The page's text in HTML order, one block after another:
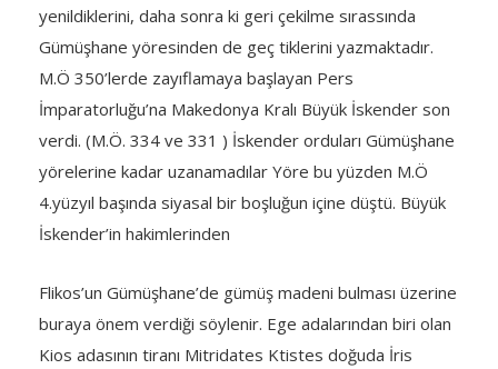
yenildiklerini, daha sonra ki geri çekilme sırassında
Gümüşhane yöresinden de geç tiklerini yazmaktadır.
M.Ö 350’lerde zayıflamaya başlayan Pers
İmparatorluğu’na Makedonya Kralı Büyük İskender son
verdi. (M.Ö. 334 ve 331 ) İskender orduları Gümüşhane
yörelerine kadar uzanamadılar Yöre bu yüzden M.Ö
4.yüzyıl başında siyasal bir boşluğun içine düştü. Büyük
İskender’in hakimlerinden
Flikos’un Gümüşhane’de gümüş madeni bulması üzerine
buraya önem verdiği söylenir. Ege adalarından biri olan
Kios adasının tiranı Mitridates Ktistes doğuda İris